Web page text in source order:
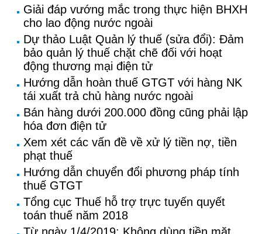
Giải đáp vướng mắc trong thực hiện BHXH
cho lao động nước ngoài
Dự thảo Luật Quản lý thuế (sửa đổi): Đảm
bảo quản lý thuế chặt chẽ đối với hoạt
động thương mại điện tử
Hướng dẫn hoàn thuế GTGT với hàng NK
tái xuất trả chủ hàng nước ngoài
Bán hàng dưới 200.000 đồng cũng phải lập
hóa đơn điện tử
Xem xét các vấn đề về xử lý tiền nợ, tiền
phạt thuế
Hướng dẫn chuyển đổi phương pháp tính
thuế GTGT
Tổng cục Thuế hỗ trợ trực tuyến quyết
toán thuế năm 2018